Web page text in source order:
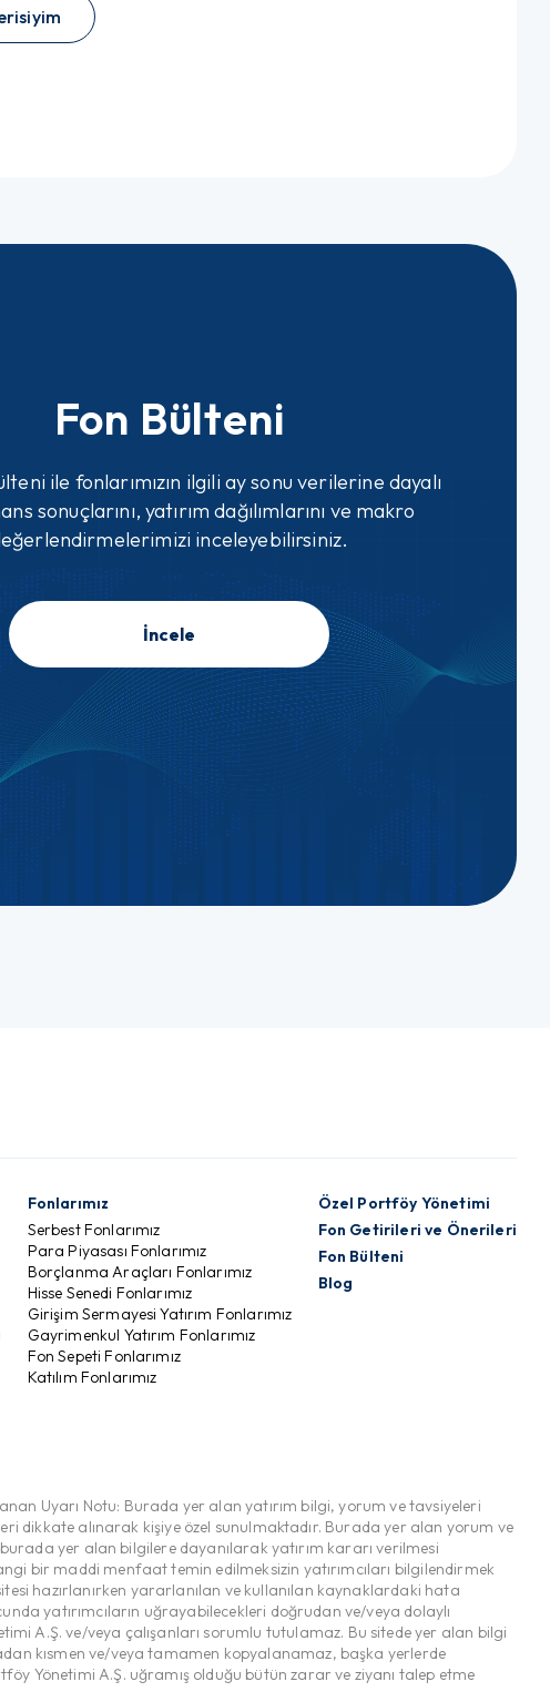
Fon Bülteni
ile fonlarımızın ilgili ay sonu verilerine dayalı
sonuçlarını, yatırım dağılımlarını ve makro
inceleyebilirsiniz.
İncele
Fonlarımız
Serbest Fonlarımız
Para Piyasası Fonlarımız
Borçlanma Araçları Fonlarımız
Hisse Senedi Fonlarımız
Girişim Sermayesi Yatırım Fonlarımız
Gayrimenkul Yatırım Fonlarımız
Fon Sepeti Fonlarımız
Katılım Fonlarımız
Özel Portföy Yönetimi
Fon Getirileri ve Önerileri
Fon Bülteni
Blog
Uyarı Notu: Burada yer alan yatırım bilgi, yorum ve tavsiyeleri
dikkate alınarak kişiye özel sunulmaktadır. Burada yer alan yorum ve
yer alan bilgilere dayanılarak yatırım kararı verilmesi
bir maddi menfaat temin edilmeksizin yatırımcıları bilgilendirmek
hazırlanırken yararlanılan ve kullanılan kaynaklardaki hata
yatırımcıların uğrayabilecekleri doğrudan ve/veya dolaylı
A.Ş. ve/veya çalışanları sorumlu tutulamaz. Bu sitede yer alan bilgi
kısmen ve/veya tamamen kopyalanamaz, başka yerlerde
Yönetimi A.Ş. uğramış olduğu bütün zarar ve ziyanı talep etme